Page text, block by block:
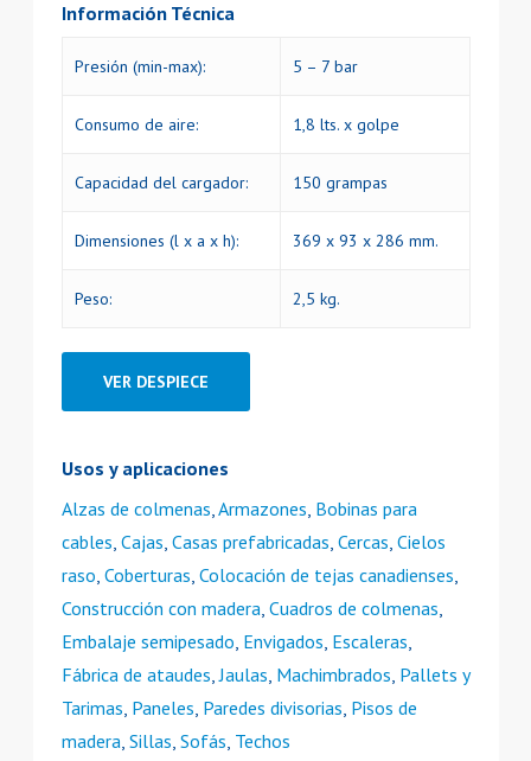
Información Técnica
Presión (min-max): 5 – 7 bar
Consumo de aire: 1,8 lts. x golpe
Capacidad del cargador: 150 grampas
Dimensiones (l x a x h): 369 x 93 x 286 mm.
Peso: 2,5 kg.
VER DESPIECE
Usos y aplicaciones
Alzas de colmenas,Armazones, Bobinas para
cables, Cajas, Casas prefabricadas, Cercas, Cielos
raso, Coberturas, Colocación de tejas canadienses,
Construcción con madera, Cuadros de colmenas,
Embalaje semipesado, Envigados, Escaleras,
Fábrica de ataudes,Jaulas, Machimbrados, Pallets y
Tarimas, Paneles, Paredes divisorias, Pisos de
madera, Sillas, Sofás, Techos